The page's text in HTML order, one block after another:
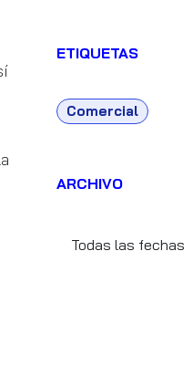
ETIQUETAS
Comercial
ARCHIVO